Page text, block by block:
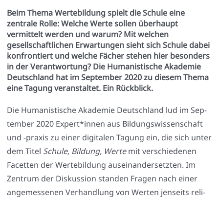
Beim Thema Wertebildung spielt die Schule eine
zentrale Rolle: Welche Werte sollen überhaupt
vermittelt werden und warum? Mit welchen
gesellschaftlichen Erwartungen sieht sich Schule dabei
konfrontiert und welche Fächer stehen hier besonders
in der Verantwortung? Die Humanistische Akademie
Deutschland hat im September 2020 zu diesem Thema
eine Tagung veranstaltet. Ein Rückblick.
Die Huma­nis­ti­sche Aka­de­mie Deutsch­land lud im Sep­
tem­ber 2020 Expert*innen aus Bil­dungs­wis­sen­schaft
und ‑pra­xis zu einer digi­ta­len Tagung ein, die sich unter
dem Titel Schu­le, Bil­dung, Wer­temit ver­schie­de­nen
Facet­ten der Wer­te­bil­dung aus­ein­an­der­setz­ten. Im
Zen­trum der Dis­kus­si­on stan­den Fra­gen nach einer
ange­mes­se­nen Ver­hand­lung von Wer­ten jen­seits reli­